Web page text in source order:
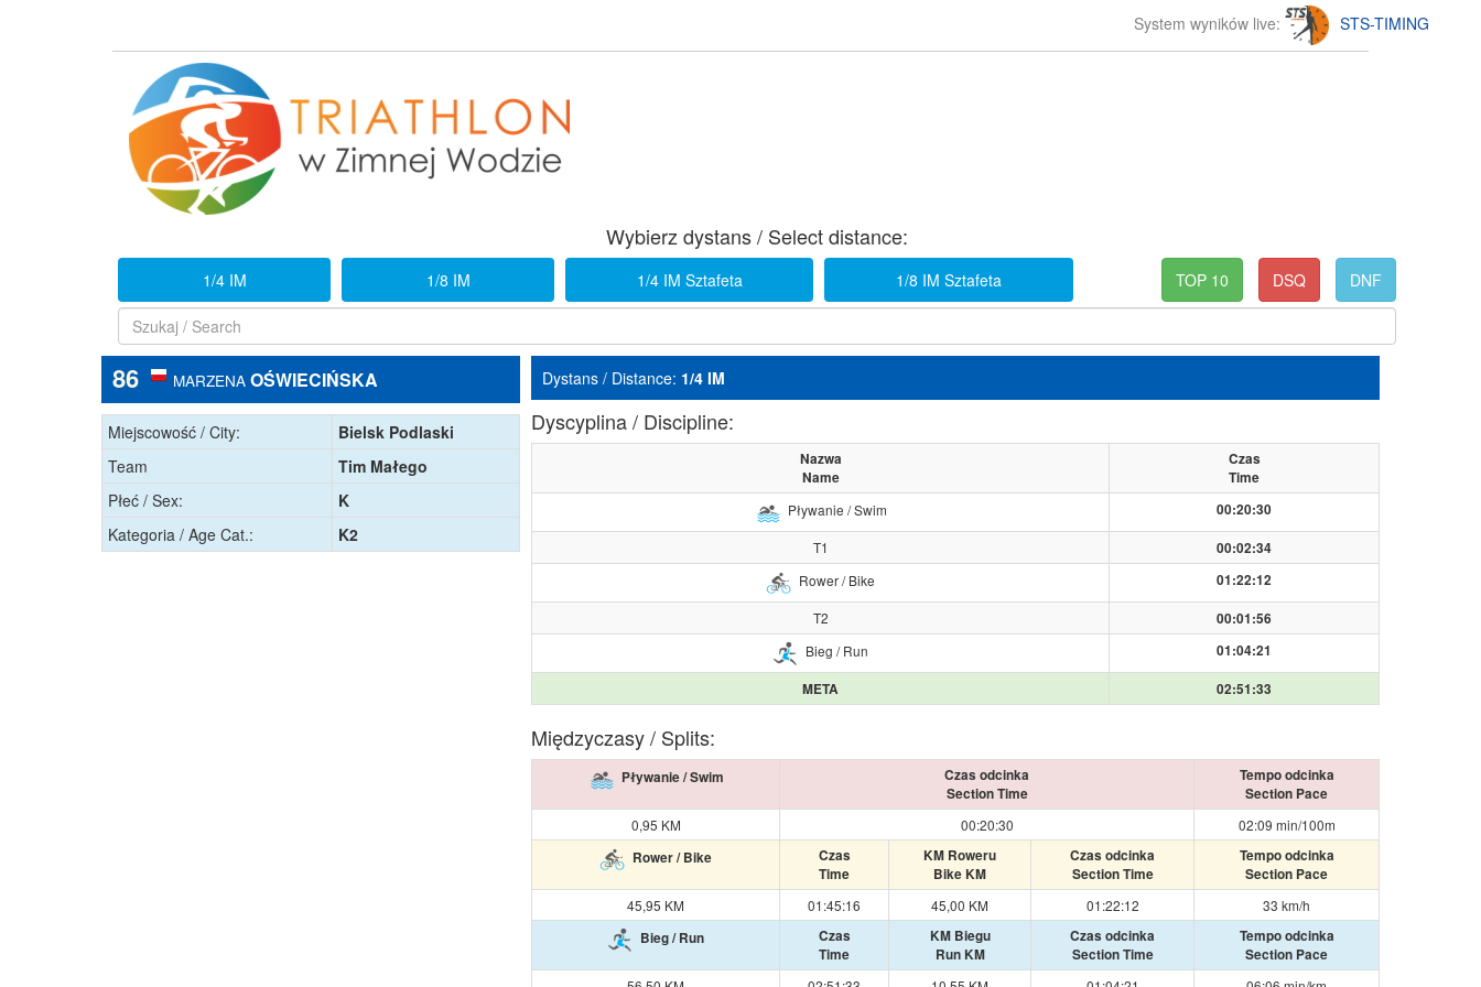
System wyników live: STS-TIMING
Wybierz dystans / Select distance:
1/4 IM 1/8 IM 1/4 IM Sztafeta 1/8 IM Sztafeta TOP 10 DSQ DNF
86 MARZENA OŚWIECIŃSKA
Miejscowość / City:
Bielsk Podlaski
Team
Tim Małego
Płeć / Sex:
K
Kategoria / Age Cat.:
K2
Dystans / Distance: 1/4 IM
Dyscyplina / Discipline:
Nazwa
Name
Czas
Time
Pływanie / Swim
00:20:30
T1
00:02:34
Rower / Bike
01:22:12
T2
00:01:56
Bieg / Run
01:04:21
META 02:51:33
Międzyczasy / Splits:
Pływanie / Swim
Czas odcinka
Section Time
Tempo odcinka
Section Pace
0,95 KM
00:20:30
02:09 min/100m
Rower / Bike
Czas
Time
KM Roweru
Bike KM
Czas odcinka
Section Time
Tempo odcinka
Section Pace
45,95 KM
01:45:16 45,00 KM 01:22:12
33 km/h
Bieg / Run
Czas
Time
KM Biegu
Run KM
Czas odcinka
Section Time
Tempo odcinka
Section Pace